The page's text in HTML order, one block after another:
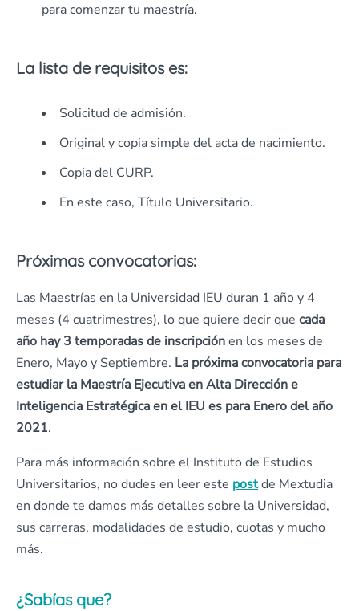
para comenzar tu maestría.
La lista de requisitos es:
Solicitud de admisión.
Original y copia simple del acta de nacimiento.
Copia del CURP.
En este caso, Título Universitario.
Próximas convocatorias:
Las Maestrías en la Universidad IEU duran 1 año y 4
meses (4 cuatrimestres), lo que quiere decir que cada
año hay 3 temporadas de inscripciónen los meses de
Enero, Mayo y Septiembre. La próxima convocatoria para
estudiar la Maestría Ejecutiva en Alta Dirección e
Inteligencia Estratégica en el IEU es para Enero del año
2021.
Para más información sobre el Instituto de Estudios
Universitarios, no dudes en leer este postde Mextudia
en donde te damos más detalles sobre la Universidad,
sus carreras, modalidades de estudio, cuotas y mucho
más.
¿Sabías que?